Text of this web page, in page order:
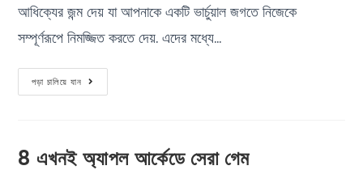
আধিক্যের জন্ম দেয় যা আপনাকে একটি ভার্চুয়াল জগতে নিজেকে
সম্পূর্ণরূপে নিমজ্জিত করতে দেয়. এদের মধ্যে…
পড়া চালিয়ে যান
8 এখনই অ্যাপল আর্কেডে সেরা গেম